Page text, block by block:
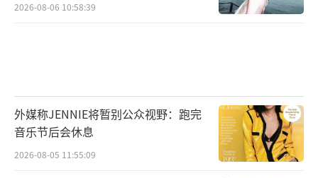
2026-08-06 10:58:39
外媒称JENNIE将暂别公众视野：跑完
音乐节后会休息
2026-08-05 11:55:09